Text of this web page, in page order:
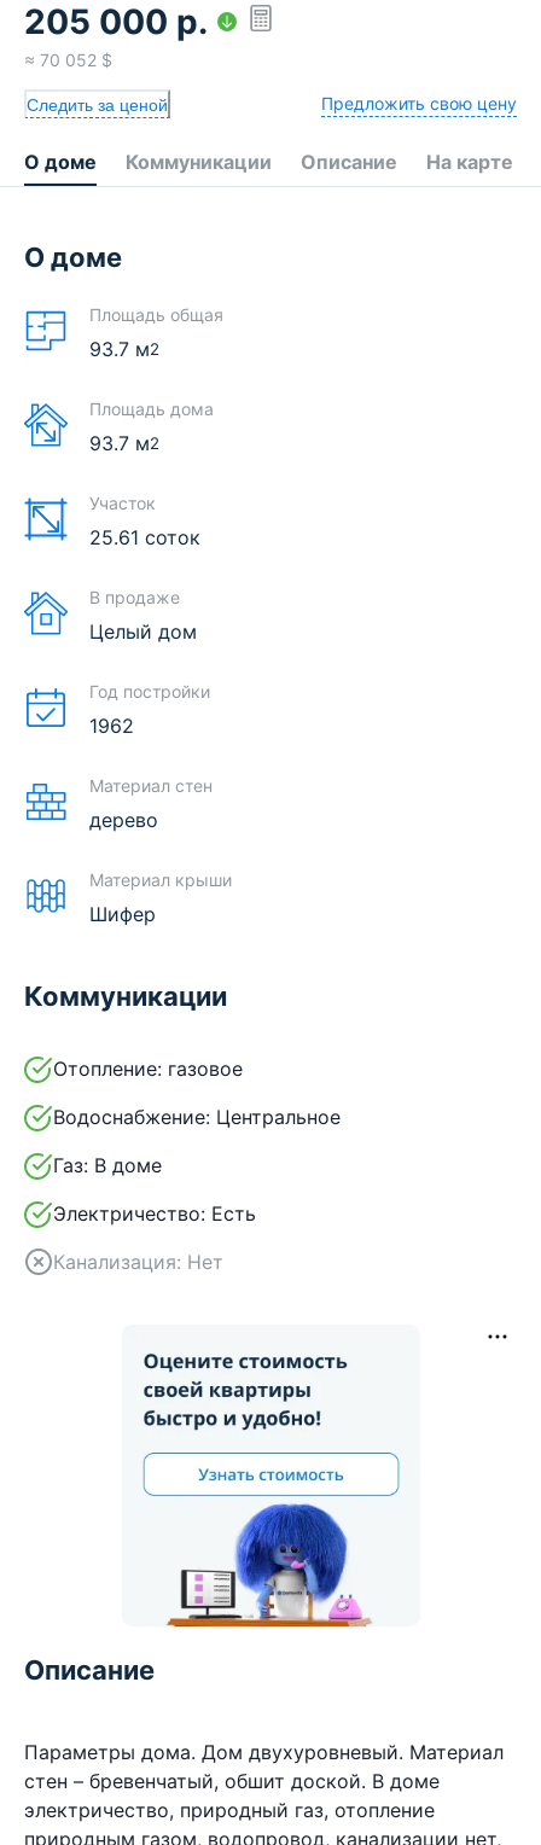
205 000 р.
≈ 70 052 $
Следить за ценой Предложить свою цену
О доме Коммуникации Описание На карте
О доме
Площадь общая
93.7 м2
Площадь дома
93.7 м2
Участок
25.61 соток
В продаже
Целый дом
Год постройки
1962
Материал стен
дерево
Материал крыши
Шифер
Коммуникации
Отопление: газовое
Водоснабжение: Центральное
Газ: В доме
Электричество: Есть
Канализация: Нет
Описание
Параметры дома. Дом двухуровневый. Материал
стен – бревенчатый, обшит доской. В доме
электричество, природный газ, отопление
природным газом, водопровод, канализации нет,